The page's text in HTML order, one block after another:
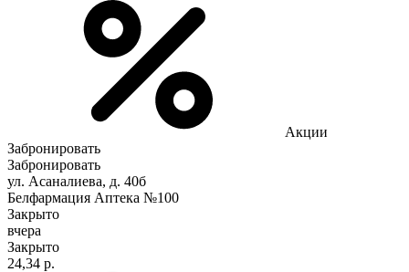
Акции
Забронировать
Забронировать
ул. Асаналиева, д. 40б
Белфармация Аптека №100
Закрыто
вчера
Закрыто
24,34 р.